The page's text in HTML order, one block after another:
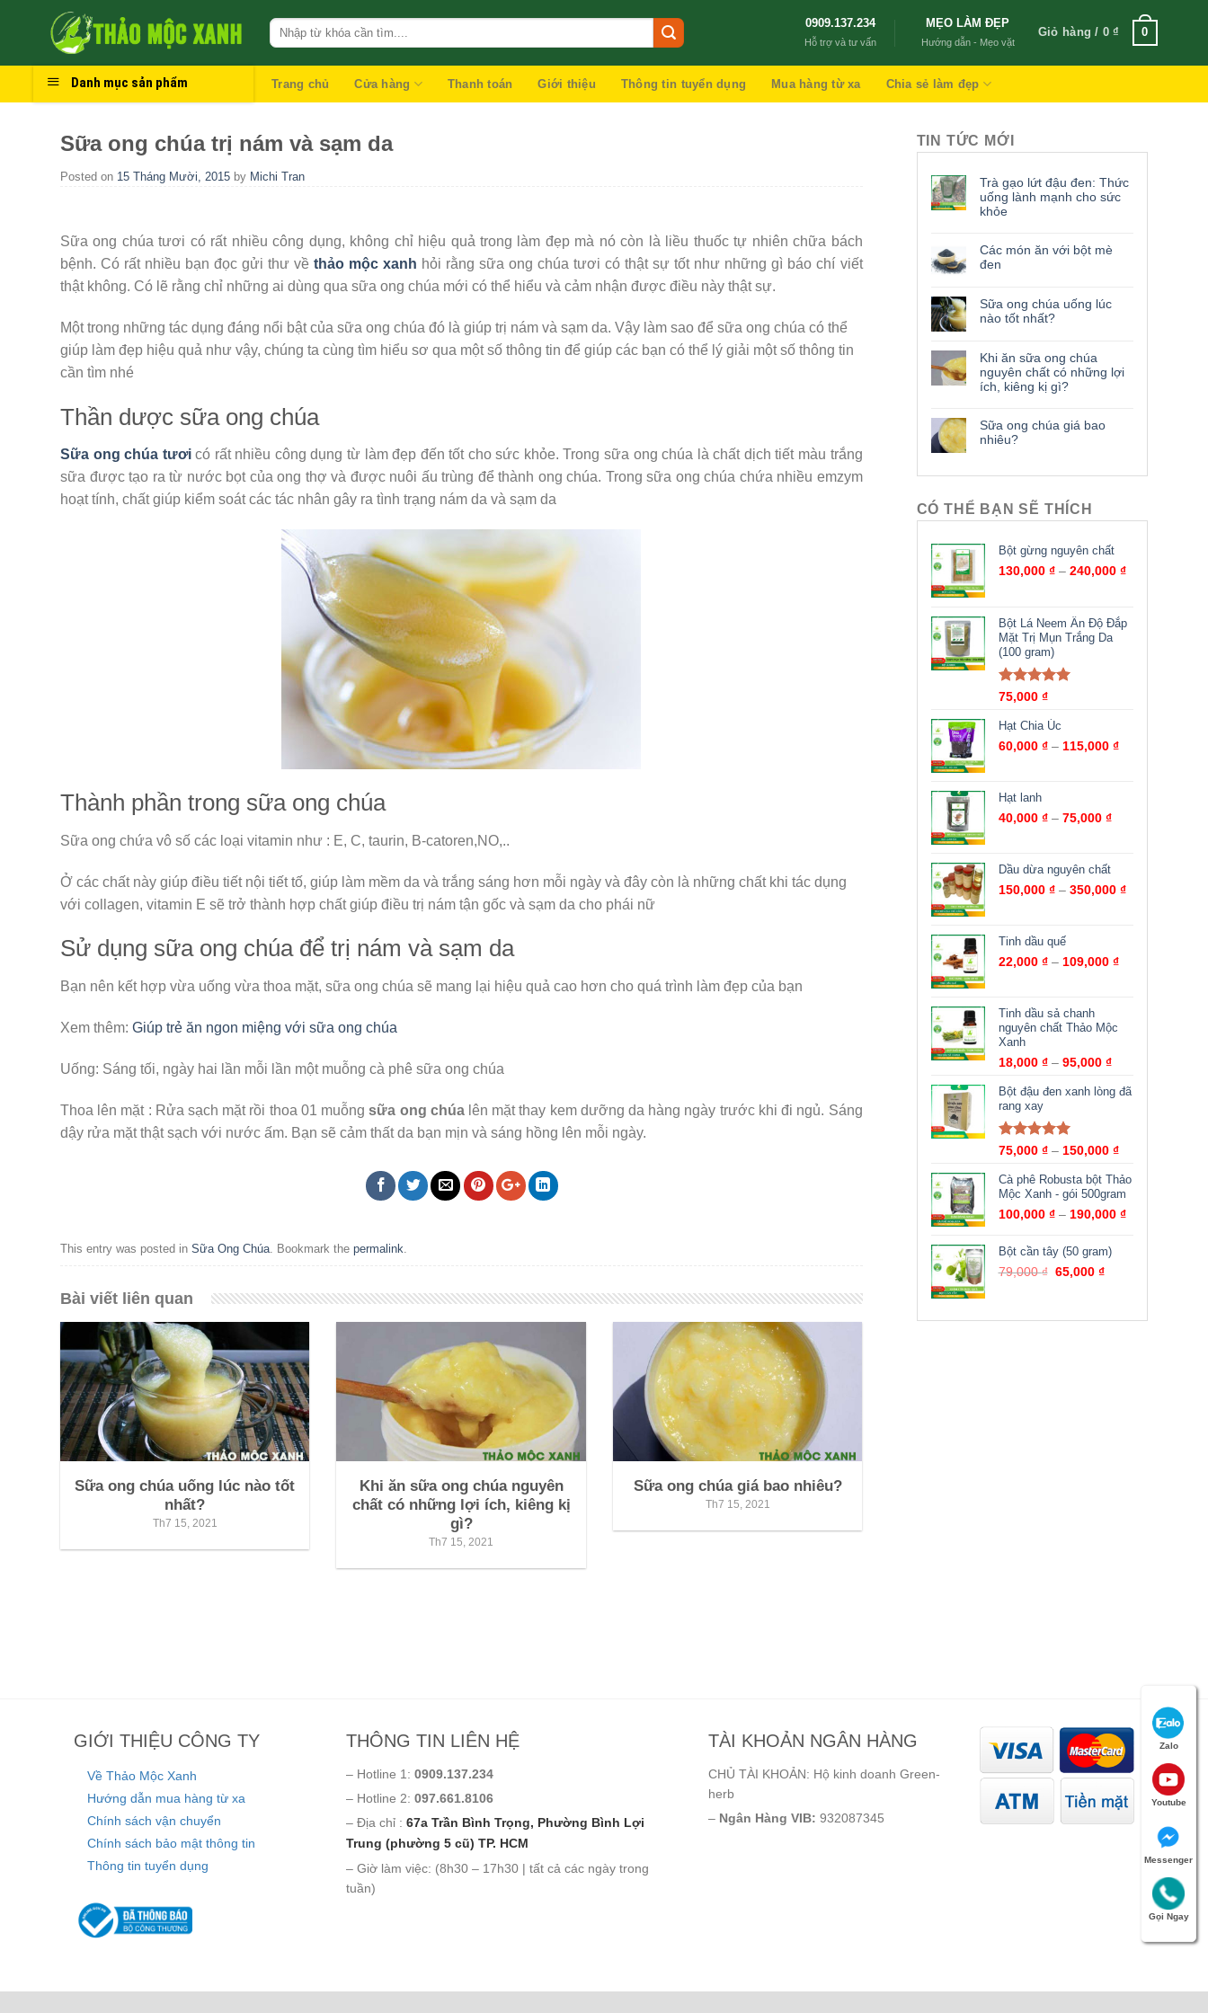
0909.137.234
Hỗ trợ và tư vấn
MẸO LÀM ĐẸP
Hướng dẫn - Mẹo vặt
Giỏ hàng / 0₫ 0
Danh mục sản phẩm Trang chủ Cửa hàng Thanh toán Giới thiệu Thông tin tuyển dụng Mua hàng từ xa Chia sẻ làm đẹp
Sữa ong chúa trị nám và sạm da
Posted on 15 Tháng Mười, 2015 by Michi Tran
Sữa ong chúa tươi có rất nhiều công dụng, không chỉ hiệu quả trong làm đẹp mà nó còn là liều thuốc tự nhiên chữa bách
bệnh. Có rất nhiều bạn đọc gửi thư vềthảo mộc xanh hỏi rằng sữa ong chúa tươi có thật sự tốt như những gì báo chí viết
thật không. Có lẽ rằng chỉ những ai dùng qua sữa ong chúa mới có thể hiểu và cảm nhận được điều này thật sự.
Một trong những tác dụng đáng nổi bật của sữa ong chúa đó là giúp trị nám và sạm da. Vậy làm sao để sữa ong chúa có thể
giúp làm đẹp hiệu quả như vậy, chúng ta cùng tìm hiểu sơ qua một số thông tin để giúp các bạn có thể lý giải một số thông tin
cần tìm nhé
Thần dược sữa ong chúa
Sữa ong chúa tươicó rất nhiều công dụng từ làm đẹp đến tốt cho sức khỏe. Trong sữa ong chúa là chất dịch tiết màu trắng
sữa được tạo ra từ nước bọt của ong thợ và được nuôi ấu trùng để thành ong chúa. Trong sữa ong chúa chứa nhiều emzym
hoạt tính, chất giúp kiểm soát các tác nhân gây ra tình trạng nám da và sạm da
Thành phần trong sữa ong chúa
Sữa ong chứa vô số các loại vitamin như : E, C, taurin, B-catoren,NO,..
Ở các chất này giúp điều tiết nội tiết tố, giúp làm mềm da và trắng sáng hơn mỗi ngày và đây còn là những chất khi tác dụng
với collagen, vitamin E sẽ trở thành hợp chất giúp điều trị nám tận gốc và sạm da cho phái nữ
Sử dụng sữa ong chúa để trị nám và sạm da
Bạn nên kết hợp vừa uống vừa thoa mặt, sữa ong chúa sẽ mang lại hiệu quả cao hơn cho quá trình làm đẹp của bạn
Xem thêm: Giúp trẻ ăn ngon miệng với sữa ong chúa
Uống: Sáng tối, ngày hai lần mỗi lần một muỗng cà phê sữa ong chúa
Thoa lên mặt : Rửa sạch mặt rồi thoa 01 muỗngsữa ong chúalên mặt thay kem dưỡng da hàng ngày trước khi đi ngủ. Sáng
dậy rửa mặt thật sạch với nước ấm. Bạn sẽ cảm thất da bạn mịn và sáng hồng lên mỗi ngày.
This entry was posted in Sữa Ong Chúa . Bookmark the permalink
Bài viết liên quan
Sữa ong chúa uống lúc nào tốt
nhất?
Th7 15, 2021
Khi ăn sữa ong chúa nguyên
chất có những lợi ích, kiêng kị
gì?
Th7 15, 2021
Sữa ong chúa giá bao nhiêu?
Th7 15, 2021
TIN TỨC MỚI
Trà gạo lứt đậu đen: Thức
uống lành mạnh cho sức
khỏe
Các món ăn với bột mè
đen
Sữa ong chúa uống lúc
nào tốt nhất?
Khi ăn sữa ong chúa
nguyên chất có những lợi
ích, kiêng kị gì?
Sữa ong chúa giá bao
nhiêu?
CÓ THỂ BẠN SẼ THÍCH
Bột gừng nguyên chất
130,000 ₫– 240,000 ₫
Bột Lá Neem Ấn Độ Đắp
Mặt Trị Mụn Trắng Da
(100 gram)
Được xếp
sao
75,000 ₫
Hạt Chia Úc
60,000 ₫– 115,000 ₫
Hạt lanh
40,000 ₫– 75,000 ₫
Dầu dừa nguyên chất
150,000 ₫– 350,000 ₫
Tinh dầu quế
22,000 ₫– 109,000 ₫
Tinh dầu sả chanh
nguyên chất Thảo Mộc
Xanh
18,000 ₫– 95,000 ₫
Bột đậu đen xanh lòng đã
rang xay
Được xếp
sao
75,000 ₫– 150,000 ₫
Cà phê Robusta bột Thảo
Mộc Xanh - gói 500gram
100,000 ₫– 190,000 ₫
Bột cần tây (50 gram)
79,000₫ 65,000 ₫
GIỚI THIỆU CÔNG TY
Về Thảo Mộc Xanh
Hướng dẫn mua hàng từ xa
Chính sách vận chuyển
Chính sách bảo mật thông tin
Thông tin tuyển dụng
THÔNG TIN LIÊN HỆ
– Hotline 1: 0909.137.234
– Hotline 2: 097.661.8106
– Địa chỉ : 67a Trần Bình Trọng, Phường Bình Lợi
Trung (phường 5 cũ) TP. HCM
– Giờ làm việc: (8h30 – 17h30 | tất cả các ngày trong
tuần)
TÀI KHOẢN NGÂN HÀNG
CHỦ TÀI KHOẢN: Hộ kinh doanh Green-
herb
– Ngân Hàng VIB: 932087345
Zalo
Youtube
Messenger
Gọi Ngay